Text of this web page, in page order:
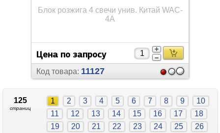
Блок розжига 4 свечи унив. Китай WAC-
4A
Цена по запросу
Код товара: 11127
125
страниц
1 2 3 4 5 6 7 8 9
10
11
12 13 14 15 16 17
18
19
20 21 22 23 24 25
26